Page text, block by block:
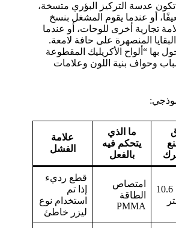
تكون عدسة التركيز البؤري متسخة،
أو عندما يقوم المشغل بنسخ
تجارية أخرى للوحات، أو عندما
المنصهرة على حافة لامعة.
بها “ألواح الأكريليك المقطوعة
وحواف بنية اللون وعلامات
ما الذي
يتحكم فيه
بالفعل
علامة
الفشل
~حوالي 10.6
امتصاص
الطاقة
PMMA
قطع رديء
إذا تم
استخدام نوع
ليزر خاطئ